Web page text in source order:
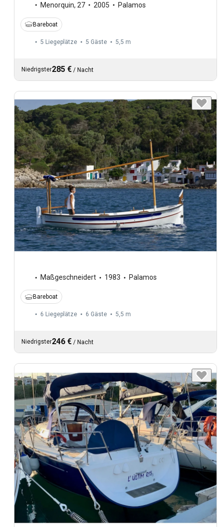
Menorquin, 27 2005 Palamos
Bareboat
5 Liegeplätze 5 Gäste 5,5 m
Niedrigster285 € / Nacht
Maßgeschneidert 1983 Palamos
Bareboat
6 Liegeplätze 6 Gäste 5,5 m
Niedrigster246 € / Nacht